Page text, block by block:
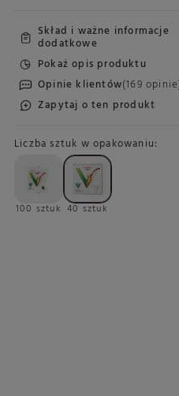
Skład i ważne informacje
dodatkowe
Pokaż opis produktu
Opinie klientów(169
Zapytaj o ten produkt
Liczba sztuk w opakowaniu
100 sztuk 40 sztuk